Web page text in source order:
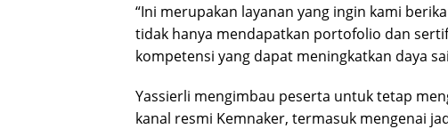
“Ini merupakan layanan yang ingin kami
tidak hanya mendapatkan portofolio dan
kompetensi yang dapat meningkatkan daya
Yassierli mengimbau peserta untuk tetap
kanal resmi Kemnaker, termasuk mengenai